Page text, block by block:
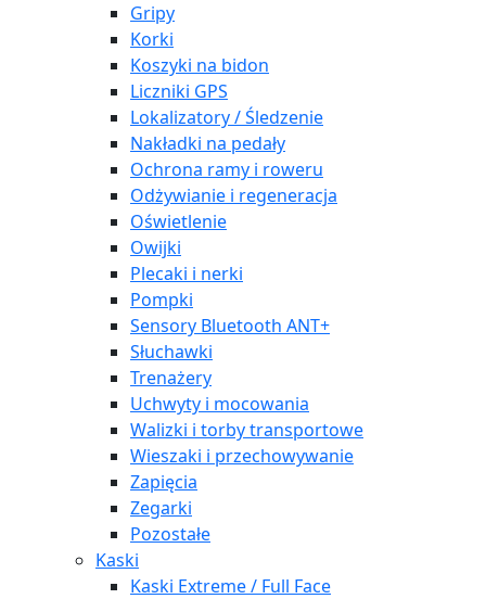
Gripy
Korki
Koszyki na bidon
Liczniki GPS
Lokalizatory / Śledzenie
Nakładki na pedały
Ochrona ramy i roweru
Odżywianie i regeneracja
Oświetlenie
Owijki
Plecaki i nerki
Pompki
Sensory Bluetooth ANT+
Słuchawki
Trenażery
Uchwyty i mocowania
Walizki i torby transportowe
Wieszaki i przechowywanie
Zapięcia
Zegarki
Pozostałe
Kaski
Kaski Extreme / Full Face